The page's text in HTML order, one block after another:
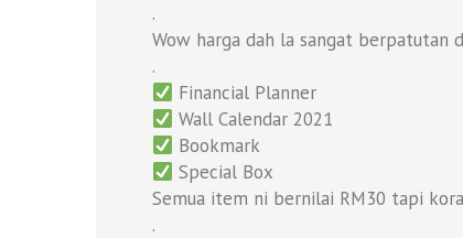
.
Wow harga dah la sangat
.
Financial Planner
Wall Calendar 2021
Bookmark
Special Box
Semua item ni bernilai RM30 tapi
.